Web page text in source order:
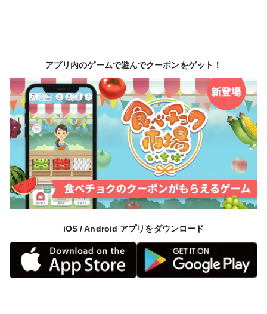
アプリ内のゲームで遊んでクーポンをゲット！
iOS / Android アプリをダウンロード